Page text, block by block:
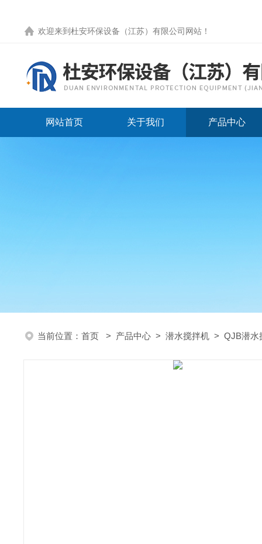
欢迎来到 杜安环保设备（江苏）有限公司网站 ！
网站首页 关于我们 产品中心
当前位置： 首页 > 产品中心 > 潜水搅拌机 > QJB潜水